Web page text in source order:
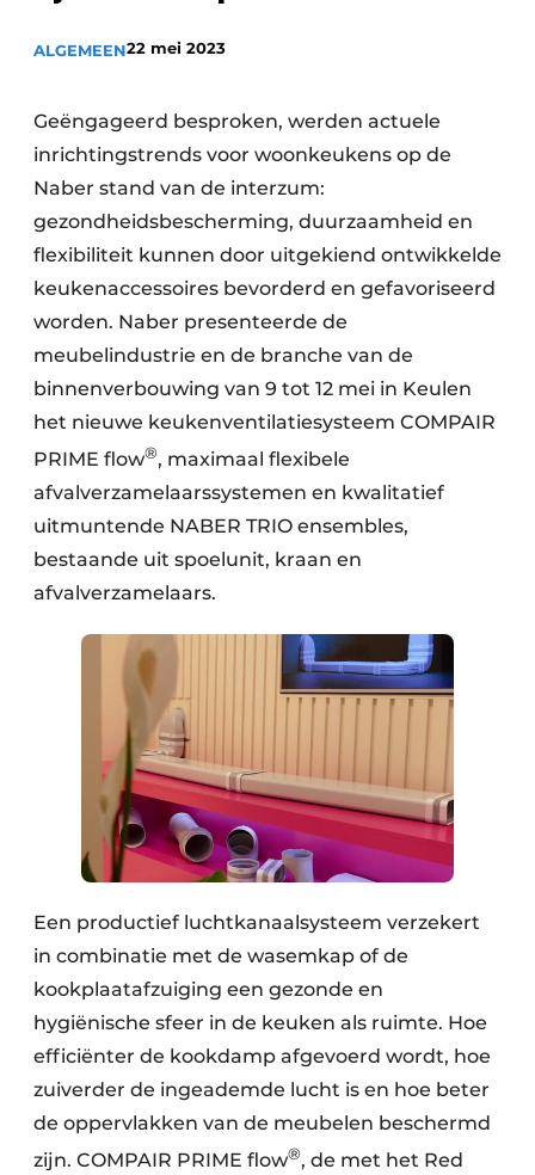
Vacature aanmelden
Video’s
Meubelbeslag & Kastindeling
ALGEMEEN22 mei 2023
Geëngageerd besproken, werden actuele
inrichtingstrends voor woonkeukens op de
Naber stand van de interzum:
gezondheidsbescherming, duurzaamheid en
flexibiliteit kunnen door uitgekiend ontwikkelde
keukenaccessoires bevorderd en gefavoriseerd
worden. Naber presenteerde de
meubelindustrie en de branche van de
binnenverbouwing van 9 tot 12 mei in Keulen
het nieuwe keukenventilatiesysteem COMPAIR
PRIME flow®, maximaal flexibele
afvalverzamelaarssystemen en kwalitatief
uitmuntende NABER TRIO ensembles,
bestaande uit spoelunit, kraan en
afvalverzamelaars.
Een productief luchtkanaalsysteem verzekert
in combinatie met de wasemkap of de
kookplaatafzuiging een gezonde en
hygiënische sfeer in de keuken als ruimte. Hoe
efficiënter de kookdamp afgevoerd wordt, hoe
zuiverder de ingeademde lucht is en hoe beter
de oppervlakken van de meubelen beschermd
zijn. COMPAIR PRIME flow®, de met het Red